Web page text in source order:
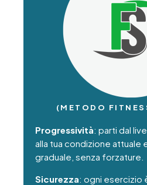
(METODO
Progressività: parti dal
alla tua condizione attuale
graduale, senza forzature.
Sicurezza: ogni esercizio